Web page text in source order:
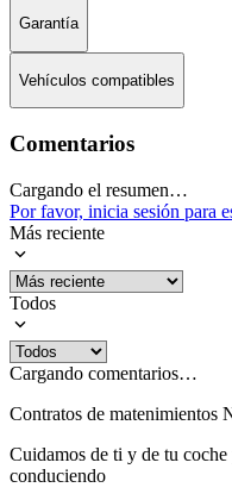
Garantía
Vehículos compatibles
Comentarios
Cargando el resumen…
Por favor, inicia sesión para
Más reciente
Todos
Cargando comentarios…
Contratos de matenimientos
Cuidamos de ti y de tu
conduciendo